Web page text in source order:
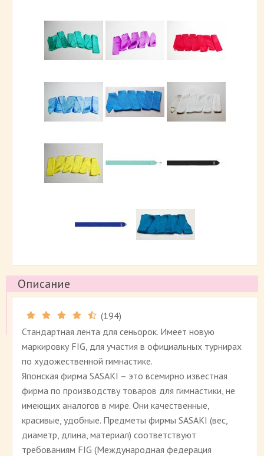
Описание
(194)
Стандартная лента для сеньорок. Имеет новую
маркировку FIG, для участия в официальных турнирах
по художественной гимнастике.
Японская фирма SASAKI – это всемирно известная
фирма по производству товаров для гимнастики, не
имеющих аналогов в мире. Они качественные,
красивые, удобные. Предметы фирмы SASAKI (вес,
диаметр, длина, материал) соответствуют
требованиям FIG (Международная федерация